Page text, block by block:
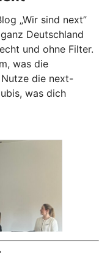
„Wir sind next”
Deutschland
und ohne Filter.
was die
die next-
was dich